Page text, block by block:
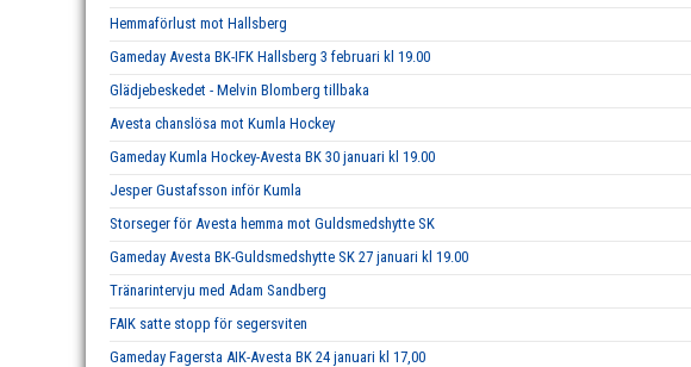
Hemmaförlust mot Hallsberg
Gameday Avesta BK-IFK Hallsberg 3 februari kl 19.00
Glädjebeskedet - Melvin Blomberg tillbaka
Avesta chanslösa mot Kumla Hockey
Gameday Kumla Hockey-Avesta BK 30 januari kl 19.00
Jesper Gustafsson inför Kumla
Storseger för Avesta hemma mot Guldsmedshytte SK
Gameday Avesta BK-Guldsmedshytte SK 27 januari kl 19.00
Tränarintervju med Adam Sandberg
FAIK satte stopp för segersviten
Gameday Fagersta AIK-Avesta BK 24 januari kl 17,00